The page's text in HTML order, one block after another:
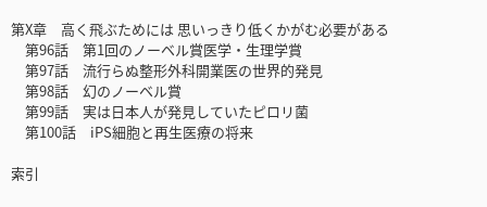
第X章 高く飛ぶためには 思いっきり低くかがむ必要がある
第96話 第1回のノーベル賞医学・生理学賞
第97話 流行らぬ整形外科開業医の世界的発見
第98話 幻のノーベル賞
第99話 実は日本人が発見していたピロリ菌
第100話 iPS細胞と再生医療の将来
索引